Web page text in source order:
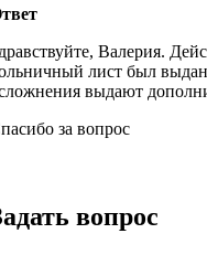
Валерия.
лист был
выдают
за вопрос
вопрос